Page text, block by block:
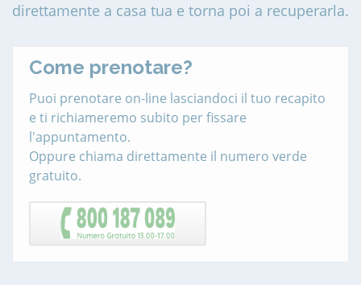
direttamente a casa tua e torna poi a recuperarla.
Come prenotare?
Puoi prenotare on-line lasciandoci il tuo recapito
e ti richiameremo subito per fissare
l'appuntamento.
Oppure chiama direttamente il numero verde
gratuito.